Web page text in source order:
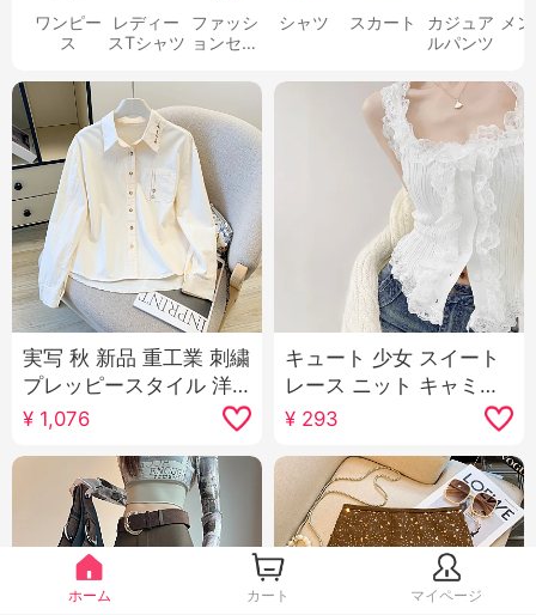
ワンピー
ス
レディー
スTシャツ
ファッシ
ョンセッ
シャツ スカート
カジュア
ルパンツ
メ
実写 秋 新品 重工業 刺繍
プレッピースタイル 洋
気 カジュアル 万能 ピュ
アコットン 長袖 シャツ
¥ 1,076
キュート 少女 スイート
レース ニット キャミソ
ール女性 春 スリムフィ
スリム効果 内 かける 外
出用 ショート丈 トップ
ス
¥ 293
ホーム カート マイページ